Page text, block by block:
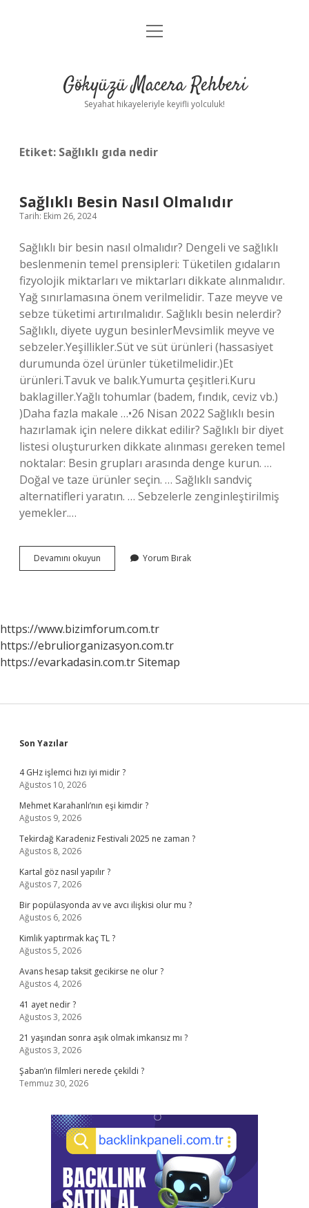
Anasayfa
Yasal Uyarı
menüyü
Gökyüzü Macera Rehberi
Seyahat hikayeleriyle keyifli yolculuk!
Etiket: Sağlıklı gıda nedir
Sağlıklı Besin Nasıl Olmalıdır
Tarih: Ekim 26, 2024
Sağlıklı bir besin nasıl olmalıdır? Dengeli ve sağlıklı
beslenmenin temel prensipleri: Tüketilen gıdaların
fizyolojik miktarları ve miktarları dikkate alınmalıdır.
Yağ sınırlamasına önem verilmelidir. Taze meyve ve
sebze tüketimi artırılmalıdır. Sağlıklı besin nelerdir?
Sağlıklı, diyete uygun besinlerMevsimlik meyve ve
sebzeler.Yeşillikler.Süt ve süt ürünleri (hassasiyet
durumunda özel ürünler tüketilmelidir.)Et
ürünleri.Tavuk ve balık.Yumurta çeşitleri.Kuru
baklagiller.Yağlı tohumlar (badem, fındık, ceviz vb.)
)Daha fazla makale …•26 Nisan 2022 Sağlıklı besin
hazırlamak için nelere dikkat edilir? Sağlıklı bir diyet
listesi oluştururken dikkate alınması gereken temel
noktalar: Besin grupları arasında denge kurun. …
Doğal ve taze ürünler seçin. … Sağlıklı sandviç
alternatifleri yaratın. … Sebzelerle zenginleştirilmiş
yemekler.…
Devamını okuyun
Besin
Yorum Bırak
https://www.bizimforum.com.tr
https://ebruliorganizasyon.com.tr
https://evarkadasin.com.trSitemap
Sidebar
Son Yazılar
4 GHz işlemci hızı iyi midir ?
Ağustos 10, 2026
Mehmet Karahanlı’nın eşi kimdir ?
Ağustos 9, 2026
Tekirdağ Karadeniz Festivali 2025 ne zaman ?
Ağustos 8, 2026
Kartal göz nasıl yapılır ?
Ağustos 7, 2026
Bir popülasyonda av ve avcı ilişkisi olur mu ?
Ağustos 6, 2026
Kimlik yaptırmak kaç TL ?
Ağustos 5, 2026
Avans hesap taksit gecikirse ne olur ?
Ağustos 4, 2026
41 ayet nedir ?
Ağustos 3, 2026
21 yaşından sonra aşık olmak imkansız mı ?
Ağustos 3, 2026
Şaban’ın filmleri nerede çekildi ?
Temmuz 30, 2026